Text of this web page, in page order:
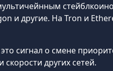
и другие. На Tron и
сигнал о смене
скорости других сетей.